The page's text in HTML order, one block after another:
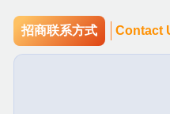
招商联系方式 Contact